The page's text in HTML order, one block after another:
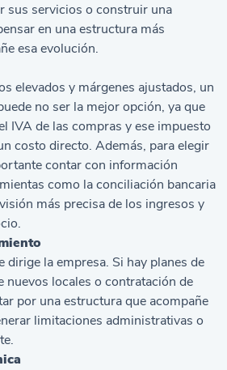
sus servicios o construir una
en una estructura más
esa evolución.
elevados y márgenes ajustados, un
no ser la mejor opción, ya que
IVA de las compras y ese impuesto
costo directo. Además, para elegir
contar con información
como laconciliación bancaria
más precisa de los ingresos y
dirige la empresa. Si hay planes de
nuevos locales o contratación de
por una estructura que acompañe
limitaciones administrativas o